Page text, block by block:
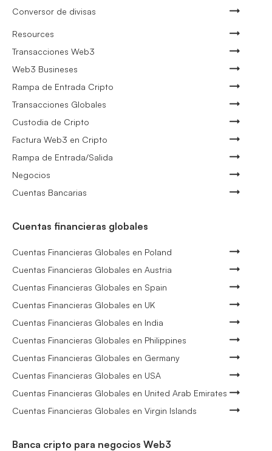
Conversor de divisas
Resources
Transacciones Web3
Web3 Busineses
Rampa de Entrada Cripto
Transacciones Globales
Custodia de Cripto
Factura Web3 en Cripto
Rampa de Entrada/Salida
Negocios
Cuentas Bancarias
Cuentas financieras globales
Cuentas Financieras Globales en Poland
Cuentas Financieras Globales en Austria
Cuentas Financieras Globales en Spain
Cuentas Financieras Globales en UK
Cuentas Financieras Globales en India
Cuentas Financieras Globales en Philippines
Cuentas Financieras Globales en Germany
Cuentas Financieras Globales en USA
Cuentas Financieras Globales en United Arab Emirates
Cuentas Financieras Globales en Virgin Islands
Banca cripto para negocios Web3